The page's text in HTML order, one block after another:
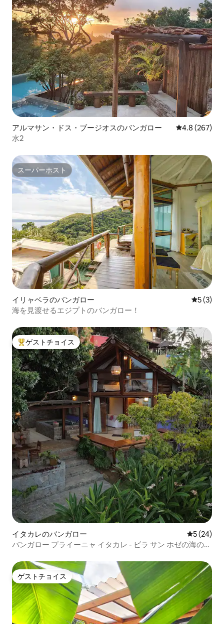
アルマサン・ドス・ブージオスのバンガロー レビュー267
4.8 (267)
水2
スーパーホスト
スーパーホスト
イリャベラのバンガロー レビュー
5 (3)
海を見渡せるエジプトのバンガロー！
大好評のゲストチョイスです。
ゲストチョイス
イタカレのバンガロー レビュー
5 (24)
バンガロー プライーニャ イタカレ - ビラ サン ホゼの海の眺
ゲストチョイス
ゲストチョイス